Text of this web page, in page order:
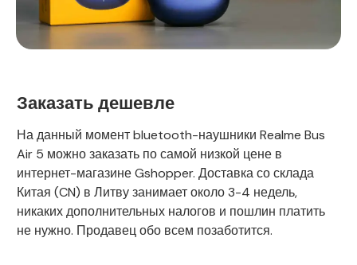
Заказать дешевле
На данный момент bluetooth-наушники Realme Bus
Air 5 можно заказать по самой низкой цене в
интернет-магазине Gshopper. Доставка со склада
Китая (CN) в Литву занимает около 3-4 недель,
никаких дополнительных налогов и пошлин платить
не нужно. Продавец обо всем позаботится.